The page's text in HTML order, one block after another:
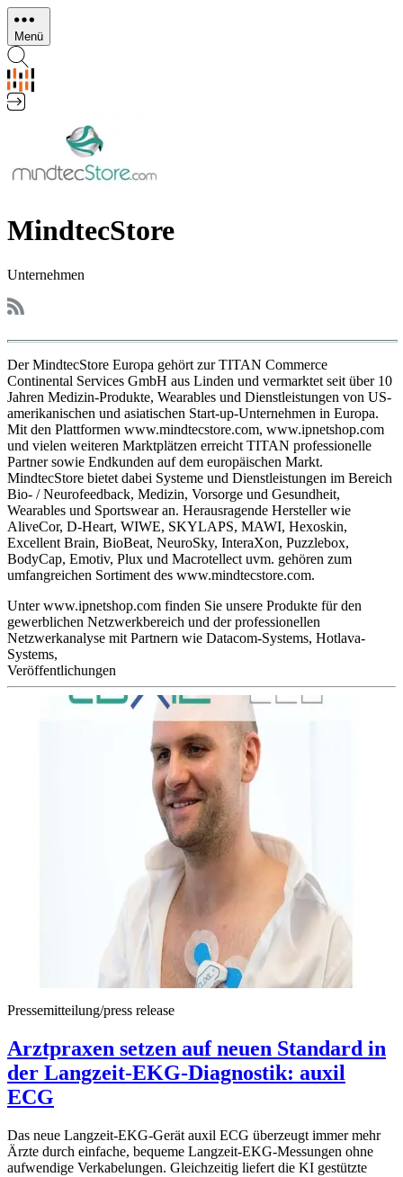
Direkt
zum
Inhalt
Menü
MindtecStore
Unternehmen
Der MindtecStore Europa gehört zur TITAN Commerce
Continental Services GmbH aus Linden und vermarktet seit über 10
Jahren Medizin-Produkte, Wearables und Dienstleistungen von US-
amerikanischen und asiatischen Start-up-Unternehmen in Europa.
Mit den Plattformen www.mindtecstore.com, www.ipnetshop.com
und vielen weiteren Marktplätzen erreicht TITAN professionelle
Partner sowie Endkunden auf dem europäischen Markt.
MindtecStore bietet dabei Systeme und Dienstleistungen im Bereich
Bio- / Neurofeedback, Medizin, Vorsorge und Gesundheit,
Wearables und Sportswear an. Herausragende Hersteller wie
AliveCor, D-Heart, WIWE, SKYLAPS, MAWI, Hexoskin,
Excellent Brain, BioBeat, NeuroSky, InteraXon, Puzzlebox,
BodyCap, Emotiv, Plux und Macrotellect uvm. gehören zum
umfangreichen Sortiment des www.mindtecstore.com.
Unter www.ipnetshop.com finden Sie unsere Produkte für den
gewerblichen Netzwerkbereich und der professionellen
Netzwerkanalyse mit Partnern wie Datacom-Systems, Hotlava-
Systems,
Veröffentlichungen
Pressemitteilung/press release
Arztpraxen setzen auf neuen Standard in
der Langzeit-EKG-Diagnostik: auxil
ECG
Das neue Langzeit-EKG-Gerät auxil ECG überzeugt immer mehr
Ärzte durch einfache, bequeme Langzeit-EKG-Messungen ohne
aufwendige Verkabelungen. Gleichzeitig liefert die KI gestützte